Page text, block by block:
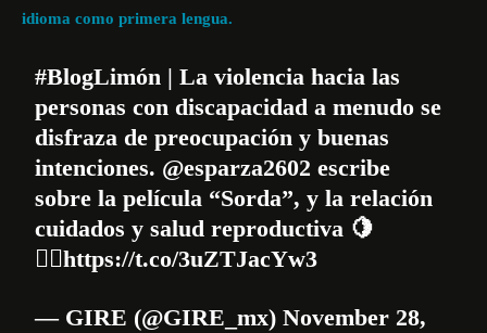
idioma como primera lengua.
#BlogLimón | La violencia hacia las
personas con discapacidad a menudo se
disfraza de preocupación y buenas
intenciones. @esparza2602 escribe
sobre la película “Sorda”, y la relación
cuidados y salud reproductiva 🍋
👇🏾https://t.co/3uZTJacYw3
— GIRE (@GIRE_mx)November 28,